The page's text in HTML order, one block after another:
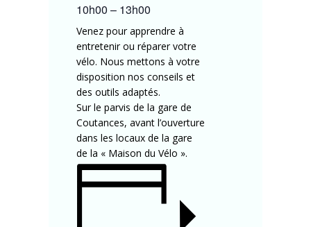
10h00 – 13h00
Venez pour apprendre à
entretenir ou réparer votre
vélo. Nous mettons à votre
disposition nos conseils et
des outils adaptés.
Sur le parvis de la gare de
Coutances, avant l’ouverture
dans les locaux de la gare
de la « Maison du Vélo ».